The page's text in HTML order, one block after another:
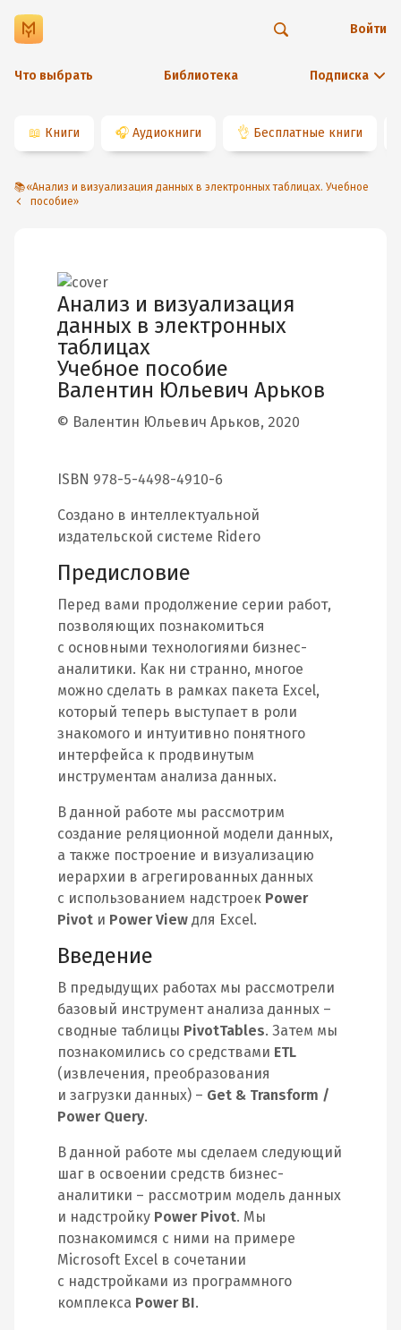
Что выбрать Библиотека Подписка
Войти
📖 Книги 🎧 Аудиокниги 👌 Бесплатные книги
📚«Анализ и визуализация данных в электронных таблицах. Учебное
пособие»
Анализ и визуализация
данных в электронных
таблицах
Учебное пособие
Валентин Юльевич Арьков
© Валентин Юльевич Арьков, 2020
ISBN 978-5-4498-4910-6
Создано в интеллектуальной
издательской системе Ridero
Предисловие
Перед вами продолжение серии работ,
позволяющих познакомиться
с основными технологиями бизнес-
аналитики. Как ни странно, многое
можно сделать в рамках пакета Excel,
который теперь выступает в роли
знакомого и интуитивно понятного
интерфейса к продвинутым
инструментам анализа данных.
В данной работе мы рассмотрим
создание реляционной модели данных,
а также построение и визуализацию
иерархии в агрегированных данных
с использованием надстроек Power
Pivot и Power View для Excel.
Введение
В предыдущих работах мы рассмотрели
базовый инструмент анализа данных –
сводные таблицы PivotTables. Затем мы
познакомились со средствами ETL
(извлечения, преобразования
и загрузки данных) – Get & Transform /
Power Query.
В данной работе мы сделаем следующий
шаг в освоении средств бизнес-
аналитики – рассмотрим модель данных
и надстройку Power Pivot. Мы
познакомимся с ними на примере
Microsoft Excel в сочетании
с надстройками из программного
комплекса Power BI.